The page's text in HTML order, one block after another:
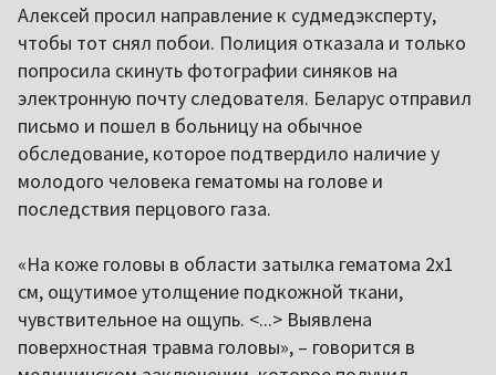
Алексей просил направление к судмедэксперту,
чтобы тот снял побои. Полиция отказала и только
попросила скинуть фотографии синяков на
электронную почту следователя. Беларус отправил
письмо и пошел в больницу на обычное
обследование, которое подтвердило наличие у
молодого человека гематомы на голове и
последствия перцового газа.
«На коже головы в области затылка гематома 2х1
см, ощутимое утолщение подкожной ткани,
чувствительное на ощупь. <...> Выявлена
поверхностная травма головы», – говорится в